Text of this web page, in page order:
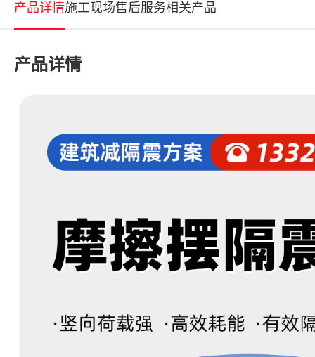
产品详情施工现场售后服务相关产品
产品详情